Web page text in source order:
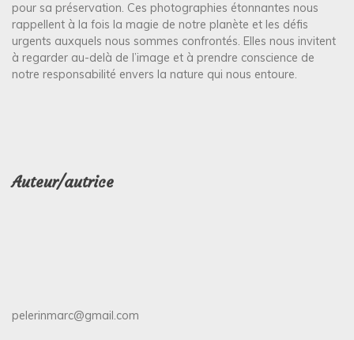
pour sa préservation. Ces photographies étonnantes nous
rappellent à la fois la magie de notre planète et les défis
urgents auxquels nous sommes confrontés. Elles nous invitent
à regarder au-delà de l’image et à prendre conscience de
notre responsabilité envers la nature qui nous entoure.
Auteur/autrice
pelerinmarc@gmail.com